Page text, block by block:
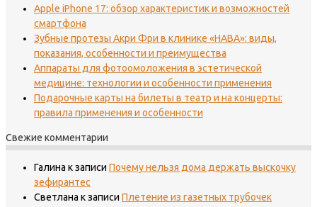
Apple iPhone 17: обзор характеристик и возможностей
смартфона
Зубные протезы Акри Фри в клинике «НАВА»: виды,
показания, особенности и преимущества
Аппараты для фотоомоложения в эстетической
медицине: технологии и особенности применения
Подарочные карты на билеты в театр и на концерты:
правила применения и особенности
Свежие комментарии
Галина к записи Почему нельзя дома держать выскочку
зефирантес
Светлана к записи Плетение из газетных трубочек